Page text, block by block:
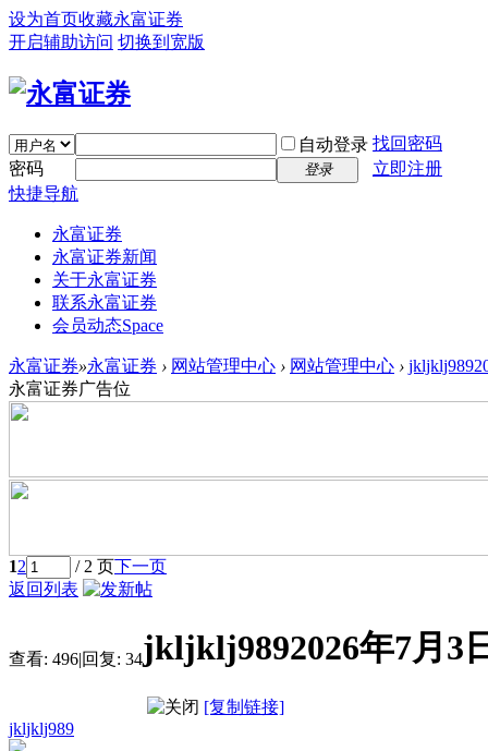
设为首页收藏永富证券
开启辅助访问 切换到宽版
自动登录 找回密码
密码
登录
立即注册
快捷导航
永富证券
永富证券新闻
关于永富证券
联系永富证券
会员动态Space
永富证券»永富证券 › 网站管理中心 › 网站管理中心 ›
永富证券广告位
12 / 2 页下一页
返回列表
查看: 496|回复: 34jkljklj9892026年7月3
[复制链接]
jkljklj989